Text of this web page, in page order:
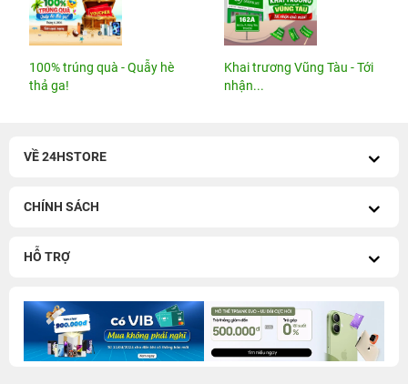
100% trúng quà - Quẫy hè
thả ga!
Khai trương Vũng Tàu - Tới
nhận...
VỀ 24HSTORE
CHÍNH SÁCH
HỖ TRỢ